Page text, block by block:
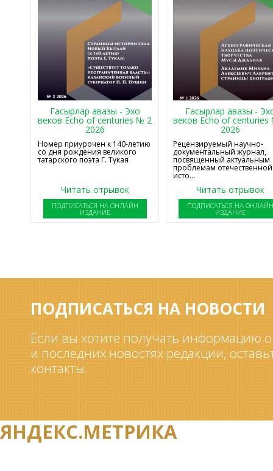
Гасырлар авазы - Эхо
веков Echo of centuries № 2
2026
Номер приурочен к 140-летию
со дня рождения великого
татарского поэта Г. Тукая
Читать отрывок
ПОДПИСАТЬСЯ НА ОНЛАЙН
ИЗДАНИЕ
Гасырлар авазы -
веков Echo of
2026
Рецензируемый научно-
документальный журнал,
посвященный актуальным
проблемам отечественной
исто...
Читать отрывок
ПОДПИСАТЬСЯ НА
ИЗДАНИЕ
ПОДПИСАТЬСЯ НА НОВОСТИ
Если вы хотите получать информацию
и последних новостях редакции,
контакты.
ЯНДЕКС.МЕТРИКА